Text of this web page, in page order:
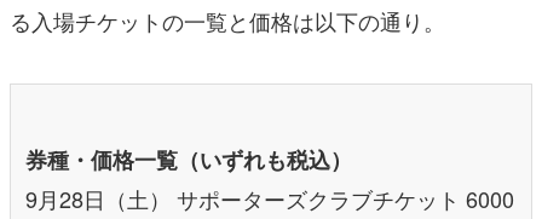
る入場チケットの一覧と価格は以下の通り。
券種・価格一覧（いずれも税込）
9月28日（土） サポーターズクラブチケット 6000